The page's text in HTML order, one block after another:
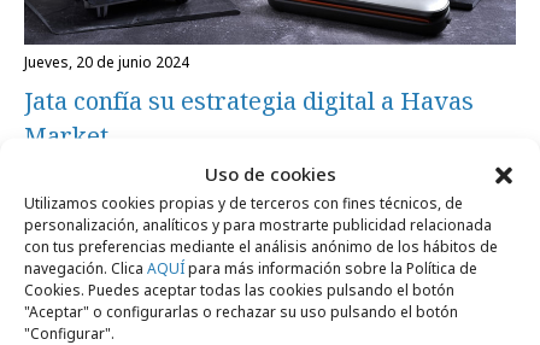
Uso de cookies
Utilizamos cookies propias y de terceros con fines técnicos, de
personalización, analíticos y para mostrarte publicidad relacionada
con tus preferencias mediante el análisis anónimo de los hábitos de
navegación. Clica AQUÍpara más información sobre la Política de
Cookies. Puedes aceptar todas las cookies pulsando el botón
"Aceptar" o configurarlas o rechazar su uso pulsando el botón
"Configurar".
jueves, 20 de junio 2024
Jata confía su estrategia digital a Havas
Market
Agencias